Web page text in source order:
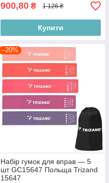
900,80 ₴ 1 126 ₴
Купити
–20%
Набір гумок для вправ — 5
шт GC15647 Польща Trizand
15647